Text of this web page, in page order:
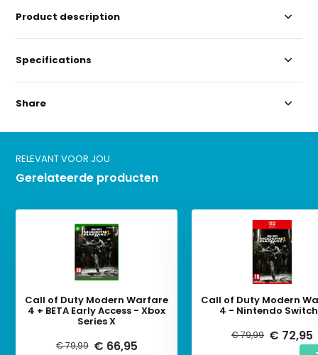
Product description
Specifications
Share
RELEVANT VOOR JOU
Gerelateerde producten
Call of Duty Modern Warfare
4 + BETA Early Access - Xbox
Series X
€ 79,99 € 66,95
Call of Duty Modern
4 - Nintendo
€ 79,99 € 72,95